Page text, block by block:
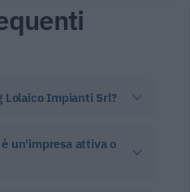
Lolaico Impianti Srl?
un'impresa attiva o